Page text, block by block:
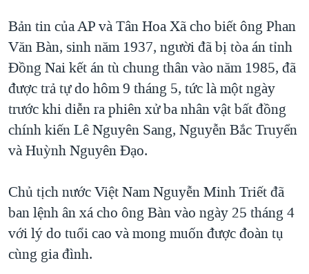
"Tìm"NGƯỜI VIỆT HẢI NGOẠI
ĐỜI SỐNG
KINH TẾ
KHOA HỌC
SỨC KHOẺ
VĂN HOÁ
GIÁO DỤC
HÀNH TRÌNH BẦU CỬ 2024
MỘT NĂM CHIẾN TRANH TẠI DẢI GAZA
GIẢI MÃ VÀNH ĐAI & CON ĐƯỜNG
NGÀY TỊ NẠN THẾ GIỚI
TRỊNH VĨNH BÌNH - NGƯỜI HẠ 'BÊN THẮNG CUỘC'
CHI PHÍ CHIẾN TRANH AFGHANISTAN
CÁC GIÁ TRỊ CỘNG HÒA Ở VIỆT NAM
THƯỢNG ĐỈNH TRUMP-KIM TẠI VIỆT NAM
TRỊNH VĨNH BÌNH VS. CHÍNH PHỦ VIỆT NAM
VIDEO
NGHE
MẠNG XÃ HỘI
Ngôn ngữ khác
Bản tin của AP và Tân Hoa Xã cho biết ông Phan
Văn Bàn, sinh năm 1937, người đã bị tòa án tỉnh
Đồng Nai kết án tù chung thân vào năm 1985, đã
được trả tự do hôm 9 tháng 5, tức là một ngày
trước khi diễn ra phiên xử ba nhân vật bất đồng
chính kiến Lê Nguyên Sang, Nguyễn Bắc Truyển
và Huỳnh Nguyên Đạo.
Chủ tịch nước Việt Nam Nguyễn Minh Triết đã
ban lệnh ân xá cho ông Bàn vào ngày 25 tháng 4
với lý do tuổi cao và mong muốn được đoàn tụ
cùng gia đình.